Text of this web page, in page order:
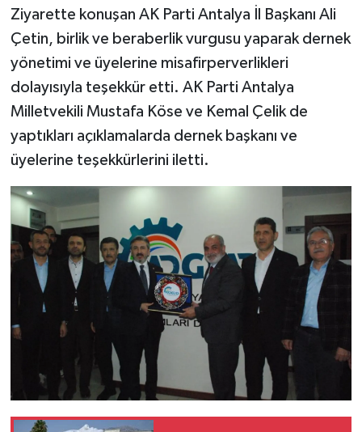
Ziyarette konuşan AK Parti Antalya İl Başkanı Ali
Çetin, birlik ve beraberlik vurgusu yaparak dernek
yönetimi ve üyelerine misafirperverlikleri
dolayısıyla teşekkür etti. AK Parti Antalya
Milletvekili Mustafa Köse ve Kemal Çelik de
yaptıkları açıklamalarda dernek başkanı ve
üyelerine teşekkürlerini iletti.